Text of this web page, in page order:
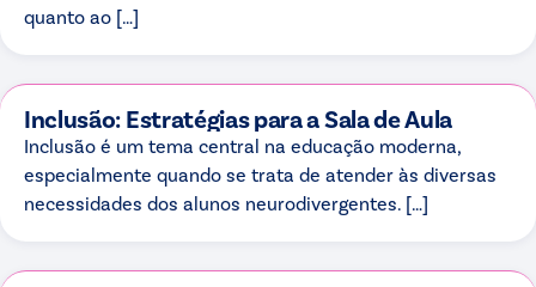
quanto ao […]
Inclusão: Estratégias para a Sala de Aula
Inclusão é um tema central na educação moderna,
especialmente quando se trata de atender às diversas
necessidades dos alunos neurodivergentes. […]